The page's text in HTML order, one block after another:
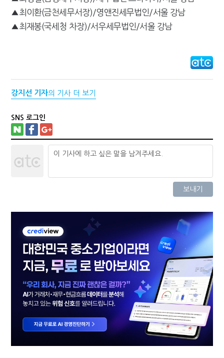
▲최이환(금천세무서장)/영앤진세무법인/서울 강남
▲최재봉(국세청 차장)/서우세무법인/서울 강남
강지선 기자의 기사 더 보기
SNS 로그인